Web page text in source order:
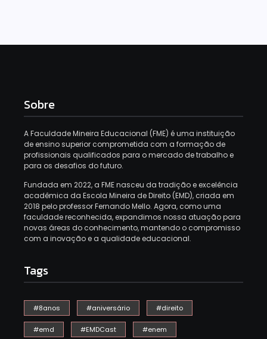
Sobre
A Faculdade Mineira Educacional (FME) é uma instituição
de ensino superior comprometida com a formação de
profissionais qualificados para o mercado de trabalho e
para os desafios do futuro.
Fundada em 2022, a FME nasceu da tradição e excelência
acadêmica da Escola Mineira de Direito (EMD), criada em
2018 pelo professor Fernando Mello. Agora, como uma
faculdade reconhecida, expandimos nossa atuação para
novas áreas do conhecimento, mantendo o compromisso
com a inovação e a qualidade educacional.
Tags
#8anos #aniversário #direito
#emd #EMDCast #enem